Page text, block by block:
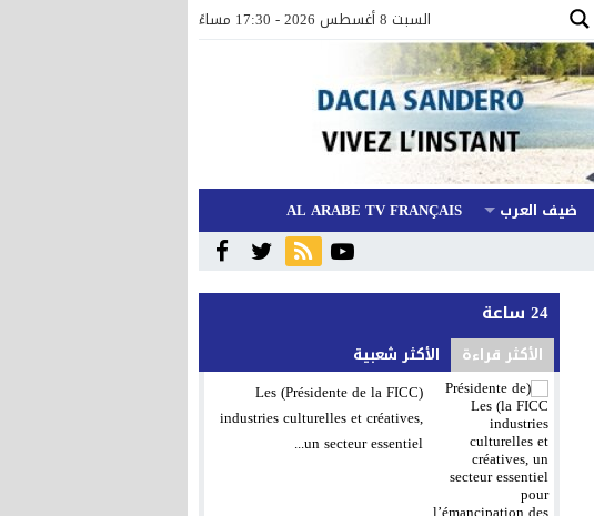
السبت 8 أغسطس 2026 - 17:30 مساءً
ضيف العرب
AL ARABE TV FRANÇAIS
24 ساعة
الأكثر قراءة الأكثر شعبية
(Présidente de la FICC) Les
industries culturelles et créatives,
un secteur essentiel...